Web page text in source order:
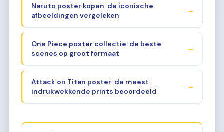
Naruto poster kopen: de iconische
afbeeldingen vergeleken
→
One Piece poster collectie: de beste
scenes op groot formaat
→
Attack on Titan poster: de meest
indrukwekkende prints beoordeeld
→